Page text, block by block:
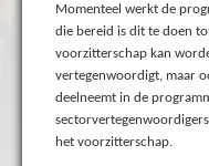
Momenteel werkt de
die bereid is dit te doen
voorzitterschap kan
vertegenwoordigt, maar
deelneemt in de
het voorzitterschap.